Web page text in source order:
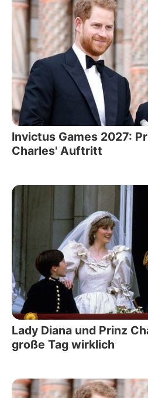
Invictus Games 2027:
Charles' Auftritt
Lady Diana und Prinz
große Tag wirklich